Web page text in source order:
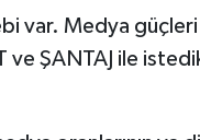
var. Medya
ve ŞANTAJ ile